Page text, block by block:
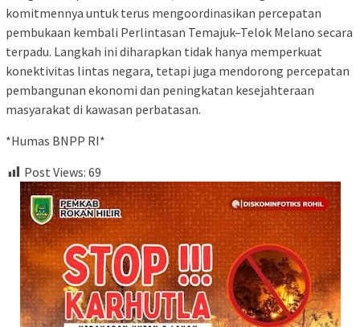
komitmennya untuk terus mengoordinasikan percepatan
pembukaan kembali Perlintasan Temajuk–Telok Melano secara
terpadu. Langkah ini diharapkan tidak hanya memperkuat
konektivitas lintas negara, tetapi juga mendorong percepatan
pembangunan ekonomi dan peningkatan kesejahteraan
masyarakat di kawasan perbatasan.
*Humas BNPP RI*
Post Views: 69